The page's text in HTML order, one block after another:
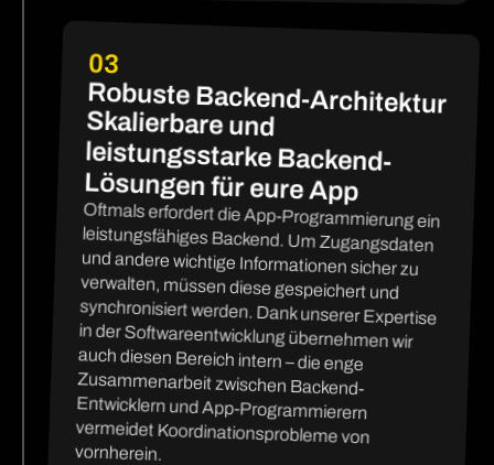
03
Robuste Backend-Architektur
Skalierbare und
leistungsstarke Backend-
Lösungen für eure App
Oftmals erfordert die App-Programmierung ein
leistungsfähiges Backend. Um Zugangsdaten
und andere wichtige Informationen sicher zu
verwalten, müssen diese gespeichert und
synchronisiert werden. Dank unserer Expertise
in der Softwareentwicklung übernehmen wir
auch diesen Bereich intern – die enge
Zusammenarbeit zwischen Backend-
Entwicklern und App-Programmierern
vermeidet Koordinationsprobleme von
vornherein.